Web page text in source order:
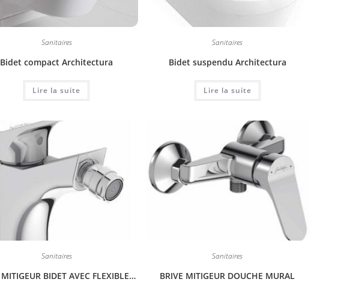
Sanitaires
Bidet compact Architectura
Lire la suite
Sanitaires
Bidet suspendu Architectura
Lire la suite
Sanitaires
BRIVE MITIGEUR BIDET AVEC FLEXIBLES D’ALIMENTATION
Sanitaires
BRIVE MITIGEUR DOUCHE MURAL